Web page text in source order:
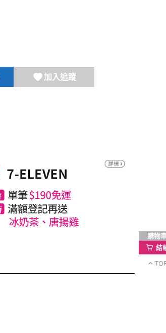
加入追蹤
購物
結